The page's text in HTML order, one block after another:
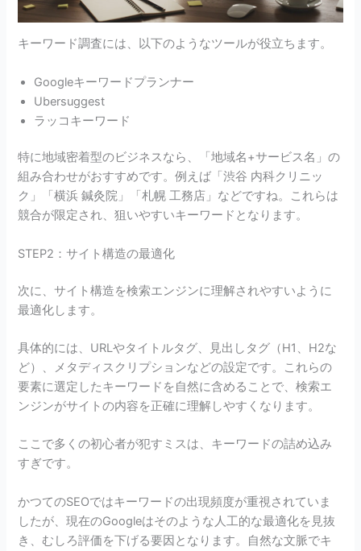
キーワード調査には、以下のようなツールが役立ちます。
Googleキーワードプランナー
Ubersuggest
ラッコキーワード
特に地域密着型のビジネスなら、「地域名+サービス名」の
組み合わせがおすすめです。例えば「渋谷 内科クリニッ
ク」「横浜 鍼灸院」「札幌 工務店」などですね。これらは
競合が限定され、狙いやすいキーワードとなります。
STEP2：サイト構造の最適化
次に、サイト構造を検索エンジンに理解されやすいように
最適化します。
具体的には、URLやタイトルタグ、見出しタグ（H1、H2な
ど）、メタディスクリプションなどの設定です。これらの
要素に選定したキーワードを自然に含めることで、検索エ
ンジンがサイトの内容を正確に理解しやすくなります。
ここで多くの初心者が犯すミスは、キーワードの詰め込み
すぎです。
かつてのSEOではキーワードの出現頻度が重視されていま
したが、現在のGoogleはそのような人工的な最適化を見抜
き、むしろ評価を下げる要因となります。自然な文脈でキ